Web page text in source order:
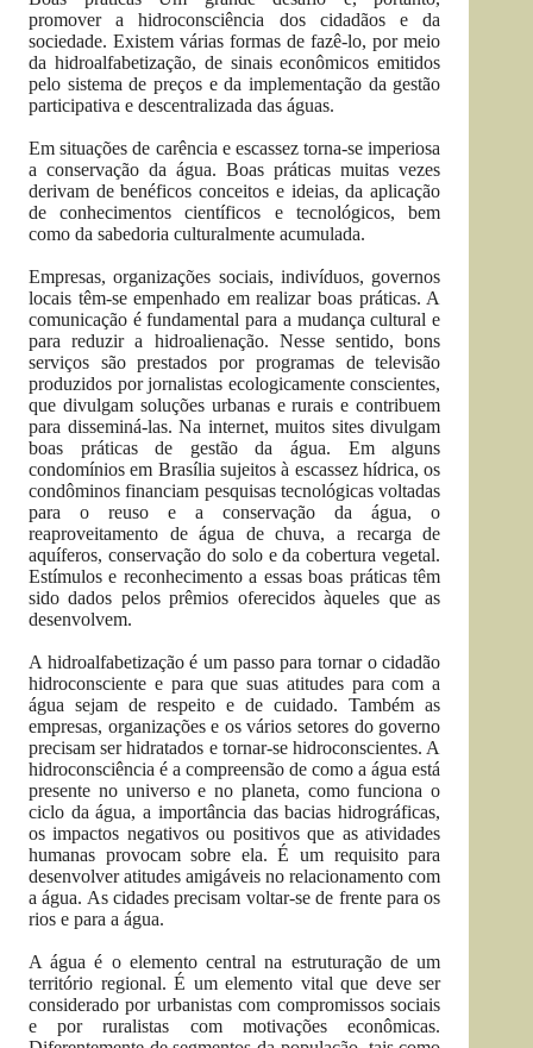
promover a hidroconsciência dos cidadãos e da
sociedade. Existem várias formas de fazê-lo, por meio
da hidroalfabetização, de sinais econômicos emitidos
pelo sistema de preços e da implementação da gestão
participativa e descentralizada das águas.
Em situações de carência e escassez torna-se imperiosa
a conservação da água. Boas práticas muitas vezes
derivam de benéficos conceitos e ideias, da aplicação
de conhecimentos científicos e tecnológicos, bem
como da sabedoria culturalmente acumulada.
Empresas, organizações sociais, indivíduos, governos
locais têm-se empenhado em realizar boas práticas. A
comunicação é fundamental para a mudança cultural e
para reduzir a hidroalienação. Nesse sentido, bons
serviços são prestados por programas de televisão
produzidos por jornalistas ecologicamente conscientes,
que divulgam soluções urbanas e rurais e contribuem
para disseminá-las. Na internet, muitos sites divulgam
boas práticas de gestão da água. Em alguns
condomínios em Brasília sujeitos à escassez hídrica, os
condôminos financiam pesquisas tecnológicas voltadas
para o reuso e a conservação da água, o
reaproveitamento de água de chuva, a recarga de
aquíferos, conservação do solo e da cobertura vegetal.
Estímulos e reconhecimento a essas boas práticas têm
sido dados pelos prêmios oferecidos àqueles que as
desenvolvem.
A hidroalfabetização é um passo para tornar o cidadão
hidroconsciente e para que suas atitudes para com a
água sejam de respeito e de cuidado. Também as
empresas, organizações e os vários setores do governo
precisam ser hidratados e tornar-se hidroconscientes. A
hidroconsciência é a compreensão de como a água está
presente no universo e no planeta, como funciona o
ciclo da água, a importância das bacias hidrográficas,
os impactos negativos ou positivos que as atividades
humanas provocam sobre ela. É um requisito para
desenvolver atitudes amigáveis no relacionamento com
a água. As cidades precisam voltar-se de frente para os
rios e para a água.
A água é o elemento central na estruturação de um
território regional. É um elemento vital que deve ser
considerado por urbanistas com compromissos sociais
e por ruralistas com motivações econômicas.